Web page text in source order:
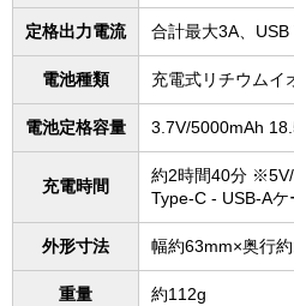
定格出力電流 合計最大3A、
電池種類 充電式リチウムイ
電池定格容量 3.7V/5000mAh
充電時間
約2時間40分
Type-C - USB-A
外形寸法 幅約63mm×奥行
重量 約112g